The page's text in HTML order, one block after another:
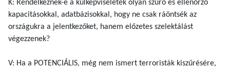
K: Rendelkeznek-e a külképviseletek olyan szűrő és ellenőrző
kapacitásokkal, adatbázisokkal, hogy ne csak ráöntsék az
országukra a jelentkezőket, hanem előzetes szelektálást
végezzenek?
V: Ha a POTENCIÁLIS, még nem ismert terroristák kiszűrésére,